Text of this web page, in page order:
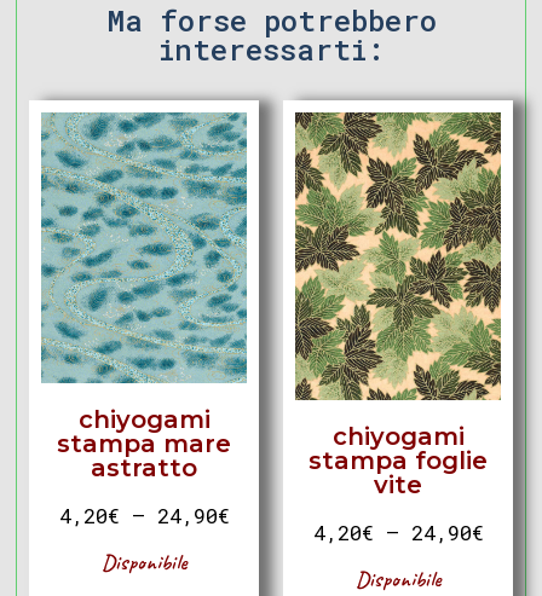
Ma forse potrebbero
interessarti:
chiyogami
stampa mare
astratto
4,20€ – 24,90€
Disponibile
chiyogami
stampa foglie
vite
4,20€ – 24,90€
Disponibile